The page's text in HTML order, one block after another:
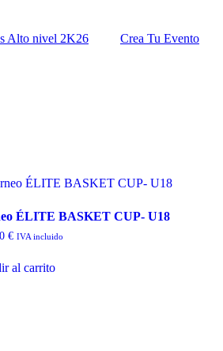
Alto nivel 2K26 Crea Tu Evento
ÉLITE BASKET CUP- U18
€ IVA incluido
al carrito